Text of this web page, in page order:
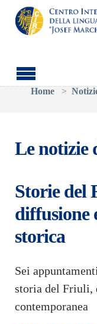
Skip to main content
You are here:
Home
Le notizie
Storie del
diffusione
storica
Sei
storia del Friuli,
contemporanea